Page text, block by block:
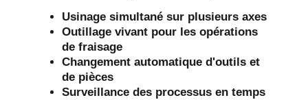
Usinage simultané sur plusieurs axes
Outillage vivant pour les opérations
de fraisage
Changement automatique d'outils et
de pièces
Surveillance des processus en temps